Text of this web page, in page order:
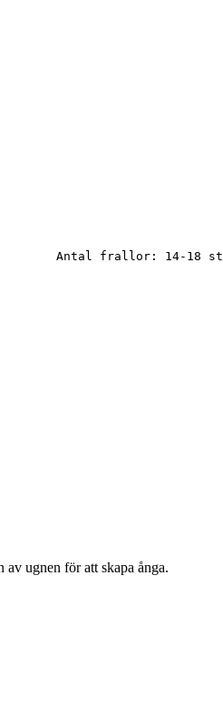
Antal frallor: 14-18 st
ugnen för att skapa ånga.